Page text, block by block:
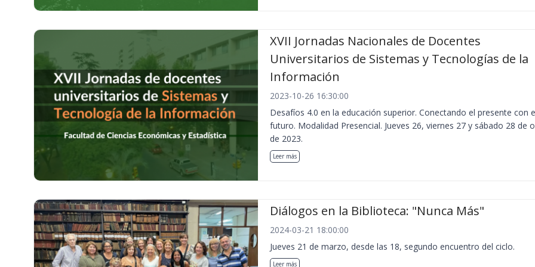
XVII Jornadas Nacionales de Docentes
Universitarios de Sistemas y Tecnologías de la
Información
2023-10-26 16:30:00
Desafíos 4.0 en la educación superior. Conectando el presente con
futuro. Modalidad Presencial. Jueves 26, viernes 27 y sábado 28 de
de 2023.
Leer más
Diálogos en la Biblioteca: "Nunca Más"
2024-03-21 18:00:00
Jueves 21 de marzo, desde las 18, segundo encuentro del ciclo.
Leer más